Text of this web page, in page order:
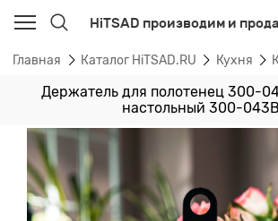
HiTSAD производим и
Главная Каталог HiTSAD.RU Кухня
Держатель для полотенец 300-
настольный 300-043B